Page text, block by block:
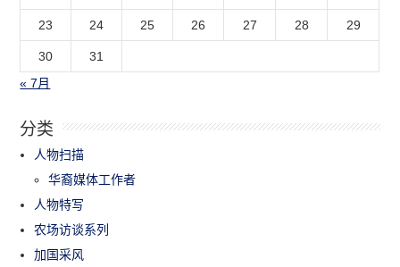
23 24 25 26 27 28 29
30
31
« 7月
分类
人物扫描
华裔媒体工作者
人物特写
农场访谈系列
加国采风